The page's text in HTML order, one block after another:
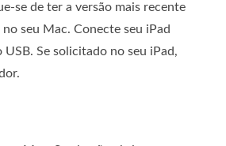
se de ter a versão mais recente
seu Mac. Conecte seu iPad
USB. Se solicitado no seu iPad,